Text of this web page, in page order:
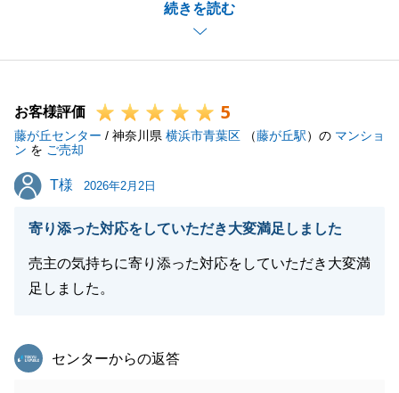
続きを読む
ていたことはお察しいたしますが、他にも検討されて
いる方がいらっしゃったため、最後は焦らすような感
じになってしまい申し訳ございませんでした。
際にご子息様がすごく楽しみにされていらっしゃった
ことが記憶に残っていたため、本当にうまく行って良
かったと思います。
今後とも不動産に関するご相談がございましたらお気
何卒宜しくお願い申し上げます。
お客様評価 5
藤が丘センター / 神奈川県 横浜市青葉区 （藤が丘駅）の マンショ
ン を ご売却
T様
T様 2026年2月2日
寄り添った対応をしていただき大変満足しました
売主の気持ちに寄り添った対応をしていただき大変満
足しました。
東急リバブル
センターからの返答